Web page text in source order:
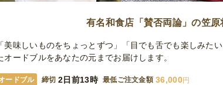
有名和食店「賛否両論」の笠
美味しいものをちょっとずつ」「目でも舌でも楽しみた
オードブルをあなたの元までお届けします。
ードブル 締切 2日前13時 最低ご注文金額 36,000円